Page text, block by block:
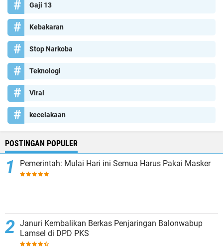
Gaji 13
Kebakaran
Stop Narkoba
Teknologi
Viral
kecelakaan
POSTINGAN POPULER
Pemerintah: Mulai Hari ini Semua Harus Pakai Masker
Januri Kembalikan Berkas Penjaringan Balonwabup
Lamsel di DPD PKS